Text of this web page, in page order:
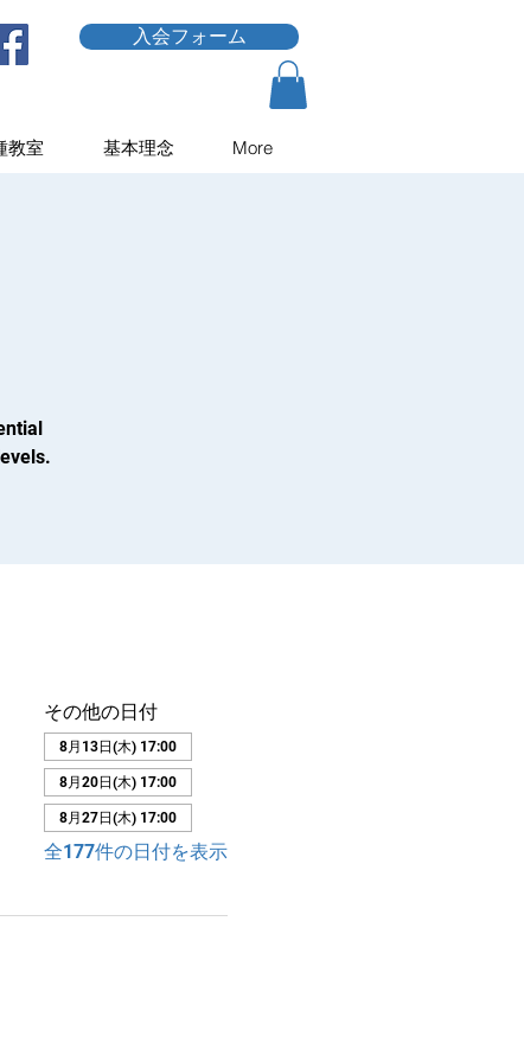
教室 基本理念 More
入会フォーム
その他の日付
8月13日(木) 17:00
8月20日(木) 17:00
8月27日(木) 17:00
全177件の日付を表示